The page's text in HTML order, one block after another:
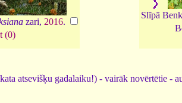
zari, 2016.
(0)
Slīpā
atsevišķu gadalaiku!) - vairāk novērtētie -